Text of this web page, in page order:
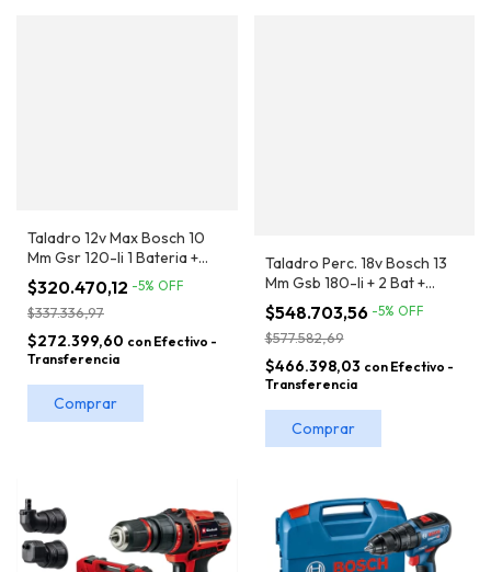
Taladro 12v Max Bosch 10
Mm Gsr 120-li 1 Bateria +
Cargador + Maletín
$320.470,12 -5% OFF
$337.336,97
$272.399,60 con Efectivo -
Transferencia
Taladro Perc. 18v Bosch 13
Mm Gsb 180-li + 2 Bat +
Cargador
$548.703,56 -5% OFF
$577.582,69
$466.398,03 con Efectivo -
Transferencia